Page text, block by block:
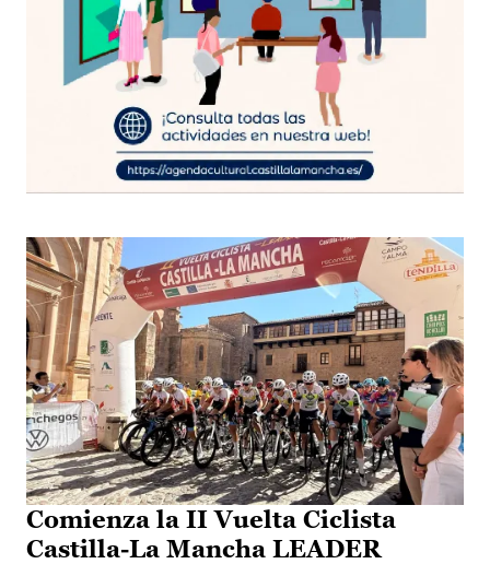
Comienza la II Vuelta Ciclista
Castilla-La Mancha LEADER